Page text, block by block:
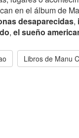
en el álbum de
desaparecidas,
, el sueño
Libros de Manu